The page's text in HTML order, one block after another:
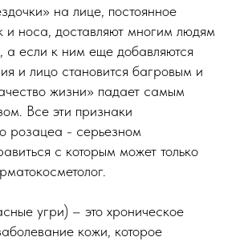
на лице, постоянное
и носа, доставляют многим людям
а если к ним еще добавляются
и лицо становится багровым и
жизни» падает самым
Все эти признаки
о розацеа - серьезном
с которым может только
угри) – это хроническое
кожи, которое